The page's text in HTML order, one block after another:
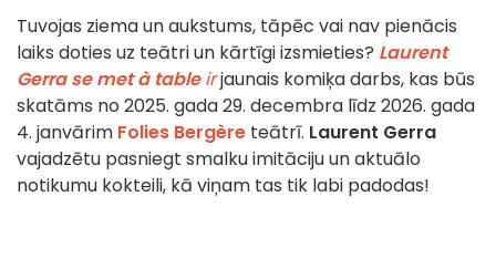
Tuvojas ziema un aukstums, tāpēc vai nav pienācis
laiks doties uz teātri un kārtīgi izsmieties? Laurent
Gerra se met à tableirjaunais komiķa darbs, kas būs
skatāms no 2025. gada 29. decembra līdz 2026. gada
4. janvārim Folies Bergère teātrī. Laurent Gerra
vajadzētu pasniegt smalku imitāciju un aktuālo
notikumu kokteili, kā viņam tas tik labi padodas!